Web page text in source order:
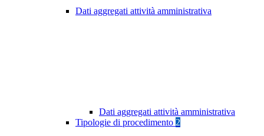
Dati aggregati attività amministrativa
Dati aggregati attività amministrativa
Tipologie di procedimento 2